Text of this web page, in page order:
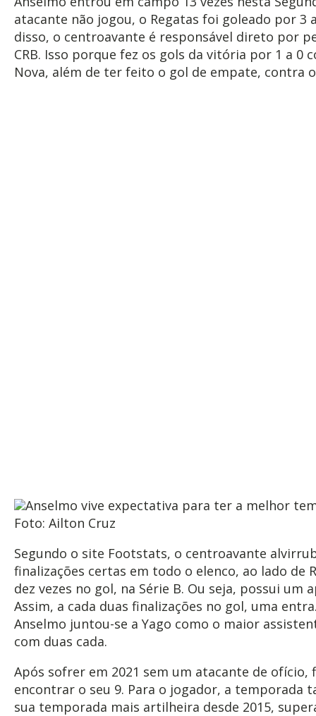
atacante não jogou, o Regatas foi goleado por 3
disso, o centroavante é responsável direto por
CRB. Isso porque fez os gols da vitória por 1 a 0
Nova, além de ter feito o gol de empate, contra
Anselmo vive expectativa para ter a melhor
Foto: Ailton Cruz
Segundo o site Footstats, o centroavante
finalizações certas em todo o elenco, ao lado de
dez vezes no gol, na Série B. Ou seja, possui um
Assim, a cada duas finalizações no gol, uma
Anselmo juntou-se a Yago como o maior
com duas cada.
Após sofrer em 2021 sem um atacante de ofício,
encontrar o seu 9. Para o jogador, a temporada
sua temporada mais artilheira desde 2015,